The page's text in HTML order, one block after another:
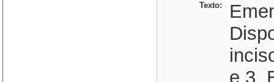
Texto:
e 3.